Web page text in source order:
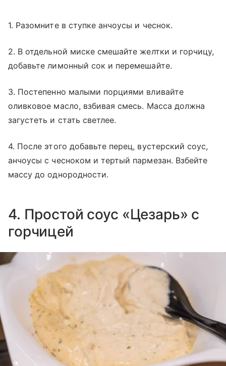
1. Разомните в ступке анчоусы и чеснок.
2. В отдельной миске смешайте желтки и горчицу,
добавьте лимонный сок и перемешайте.
3. Постепенно малыми порциями вливайте
оливковое масло, взбивая смесь. Масса должна
загустеть и стать светлее.
4. После этого добавьте перец, вустерский соус,
анчоусы с чесноком и тертый пармезан. Взбейте
массу до однородности.
4. Простой соус «Цезарь» с
горчицей